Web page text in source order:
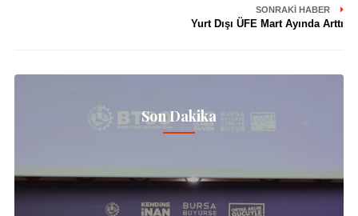
SONRAKI HABER
Yurt Dışı ÜFE Mart Ayında Arttı
Son Dakika